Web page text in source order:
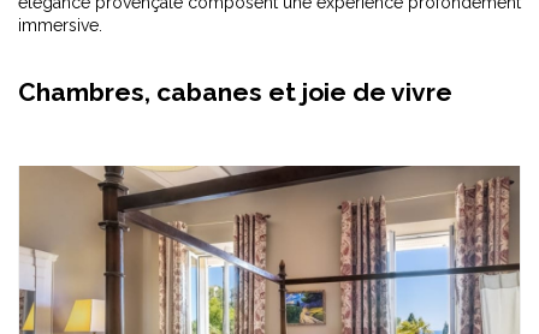
immersive.
Chambres, cabanes et joie de vivre